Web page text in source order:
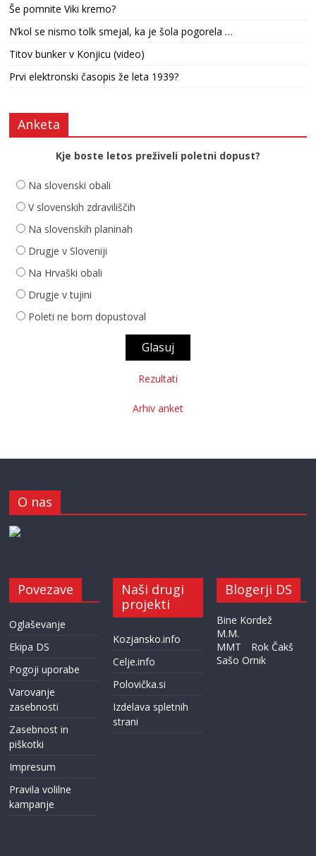
Še pomnite Viki kremo?
N’kol se nismo tolk smejal, ka je šola pogorela …
Titov bunker v Konjicu (video)
Prvi elektronski časopis že leta 1939?
Anketa
Kje boste letos preživeli poletni dopust?
Na slovenski obali
V slovenskih zdraviliščih
Na slovenskih planinah
Drugje v Sloveniji
Na Hrvaški obali
Drugje v tujini
Poleti ne bom dopustoval
Rezultati
Arhiv anket
O nas
Povezave
Oglaševanje
Ekipa DS
Pogoji uporabe
Varovanje
zasebnosti
Zasebnost in
piškotki
Impresum
Pravila volilne
kampanje
Naši drugi
projekti
Kozjansko.info
Celje.info
Polovička.si
Izdelava spletnih
strani
Blogerji DS
Bine Kordež
M.M.
MMT
Rok Čakš
Sašo Ornik